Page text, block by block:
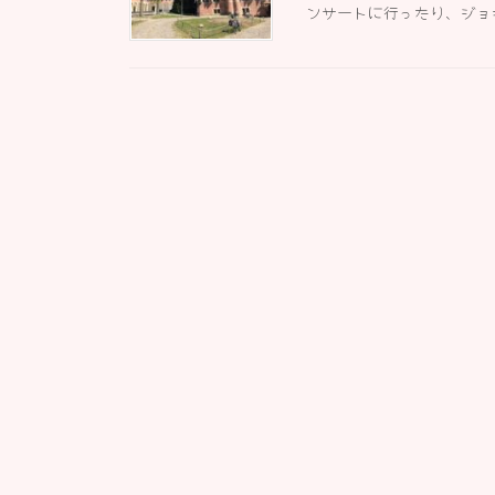
ンサートに行ったり、ジ